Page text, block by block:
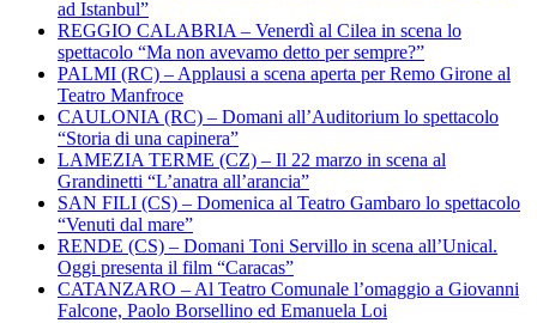
ad Istanbul”
REGGIO CALABRIA – Venerdì al Cilea in scena lo
spettacolo “Ma non avevamo detto per sempre?”
PALMI (RC) – Applausi a scena aperta per Remo Girone al
Teatro Manfroce
CAULONIA (RC) – Domani all’Auditorium lo spettacolo
“Storia di una capinera”
LAMEZIA TERME (CZ) – Il 22 marzo in scena al
Grandinetti “L’anatra all’arancia”
SAN FILI (CS) – Domenica al Teatro Gambaro lo spettacolo
“Venuti dal mare”
RENDE (CS) – Domani Toni Servillo in scena all’Unical.
Oggi presenta il film “Caracas”
CATANZARO – Al Teatro Comunale l’omaggio a Giovanni
Falcone, Paolo Borsellino ed Emanuela Loi